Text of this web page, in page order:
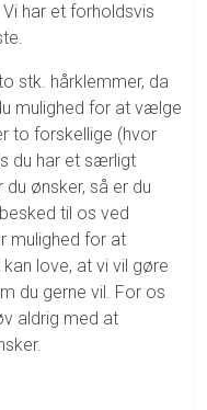
Vi har et forholdsvis
stk. hårklemmer, da
mulighed for at vælge
to forskellige (hvor
du har et særligt
ønsker, så er du
til os ved
mulighed for at
love, at vi vil gøre
du gerne vil. For os
aldrig med at